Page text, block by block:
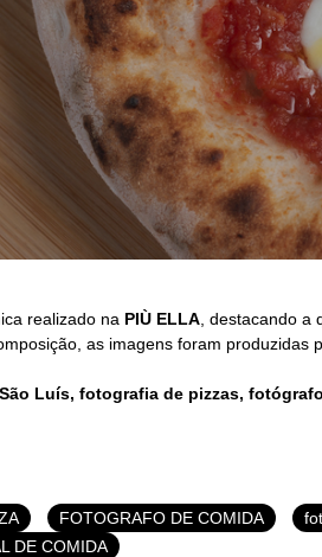
realizado na PIÙ ELLA , destacando
as imagens foram
Luís, fotografia de pizzas,
FOTOGRAFO DE COMIDA
DE COMIDA